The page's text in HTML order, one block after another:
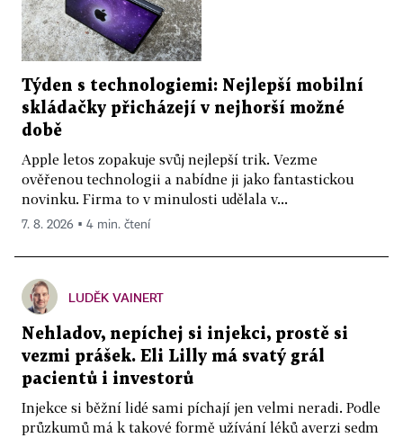
Týden s technologiemi: Nejlepší mobilní
skládačky přicházejí v nejhorší možné
době
Apple letos zopakuje svůj nejlepší trik. Vezme
ověřenou technologii a nabídne ji jako fantastickou
novinku. Firma to v minulosti udělala v...
7. 8. 2026 ▪ 4 min. čtení
LUDĚK VAINERT
Nehladov, nepíchej si injekci, prostě si
vezmi prášek. Eli Lilly má svatý grál
pacientů i investorů
Injekce si běžní lidé sami píchají jen velmi neradi. Podle
průzkumů má k takové formě užívání léků averzi sedm